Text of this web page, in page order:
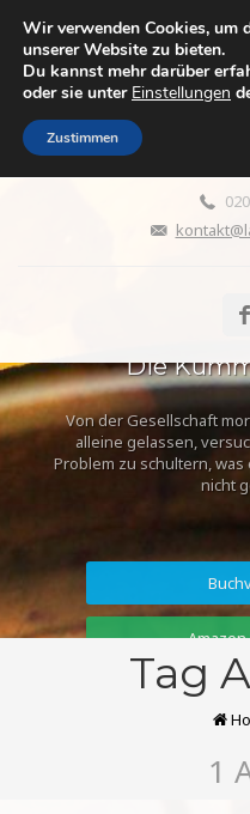
WENN DIE
WERDEN
Leben zwischen Fürsorge,
Wut und Abgrenzung
Die
Von der Gesellschaft
alleine gelassen,
Problem zu schultern,
nicht
Tag
1
Wir verwenden Cookies, um
unserer Website zu bieten.
Du kannst mehr darüber
oder sie unter Einstellungen
Zustimmen